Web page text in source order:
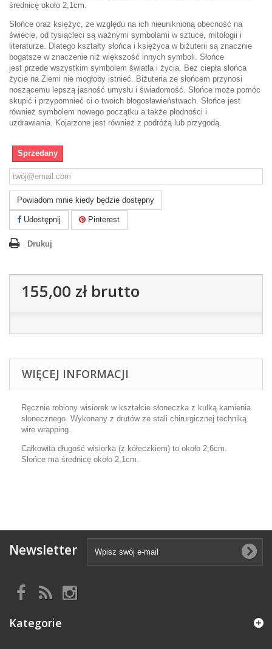
średnicę około 2,1cm.
Słońce oraz księżyc, ze względu na ich nieuniknioną obecność na
świecie, od tysiącleci są ważnymi symbolami w sztuce, mitologii i
literaturze. Dlatego kształty słońca i księżyca w biżuterii są znacznie
bogatsze w znaczenie niż większość innych symboli. Słońce
jest przede wszystkim symbolem światła i życia. Bez ciepła słońca
życie na Ziemi nie mogłoby istnieć. Biżuteria ze słońcem przynosi
noszącemu lepszą jasność umysłu i świadomość. Słońce może pomóc
skupić i przypomnieć ci o twoich błogosławieństwach. Słońce jest
również symbolem nowego początku a także płodności i
uzdrawiania. Kojarzone jest również z podróżą lub przygodą.
Sprzedany
Powiadom mnie kiedy będzie dostępny
Udostępnij Pinterest
Drukuj
155,00 złbrutto
WIĘCEJ INFORMACJI
Ręcznie robiony wisiorek w kształcie słoneczka z kulką kamienia
słonecznego. Wykonany z drutów ze stali chirurgicznej techniką
wire wrapping.
Całkowita długość wisiorka (z kółeczkiem) to około 2,6cm.
Słońce ma średnicę około 2,1cm.
Newsletter
Kategorie